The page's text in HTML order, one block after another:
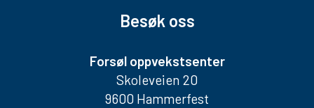
Besøk oss
Forsøl oppvekstsenter
Skoleveien 20
9600 Hammerfest